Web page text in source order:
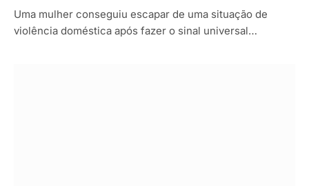
Uma mulher conseguiu escapar de uma situação de
violência doméstica após fazer o sinal universal…